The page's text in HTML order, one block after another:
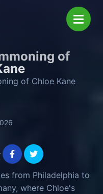
of
of Chloe Kane
from Philadelphia to
where Chloe's